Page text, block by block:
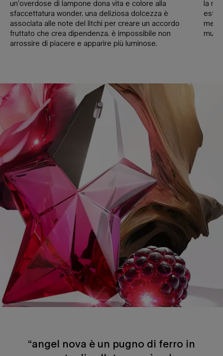
un’overdose di lampone dona vita e colore alla
sfaccettatura wonder. una deliziosa dolcezza è
associata alle note del litchi per creare un accordo
fruttato che crea dipendenza. è impossibile non
arrossire di piacere e apparire più luminose.
la
“angel nova è un pugno di ferro in